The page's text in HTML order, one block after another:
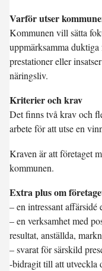
Varför utser
Kommunen vill sätta
uppmärksamma duktiga
prestationer eller
näringsliv.
Kriterier och krav
Det finns två krav och
arbete för att utse en
Kraven är att företaget
kommunen.
Extra plus om
– en intressant
– en verksamhet med
resultat, anställda,
– svarat för särskild
-bidragit till att utveckla